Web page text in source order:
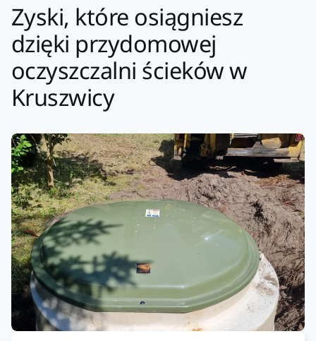
Zyski, które osiągniesz
dzięki przydomowej
oczyszczalni ścieków w
Kruszwicy